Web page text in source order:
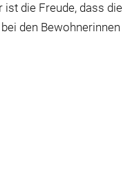
die Freude, dass die
den Bewohnerinnen